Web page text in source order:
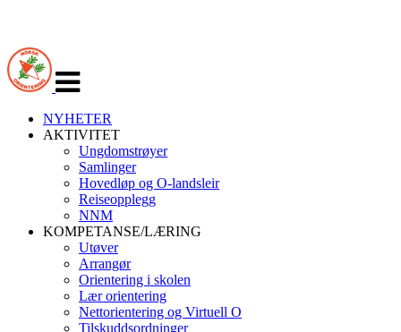
navigasjon
NYHETER
AKTIVITET
Ungdomstrøyer
Samlinger
Hovedløp og O-landsleir
Reiseopplegg
NNM
KOMPETANSE/LÆRING
Utøver
Arrangør
Orientering i skolen
Lær orientering
Nettorientering og Virtuell O
Tilskuddsordninger